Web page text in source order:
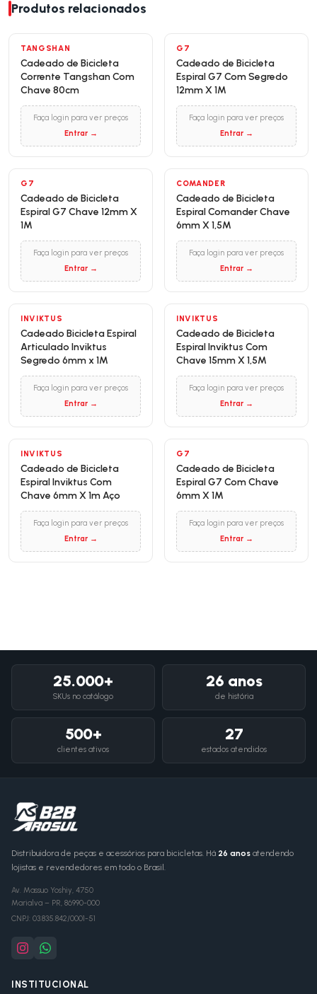
Produtos relacionados
TANGSHAN
Cadeado de Bicicleta
Corrente Tangshan Com
Chave 80cm
Faça login para ver preços
Entrar →
G7
Cadeado de Bicicleta
Espiral G7 Com Segredo
12mm X 1M
Faça login para ver preços
Entrar →
G7
Cadeado de Bicicleta
Espiral G7 Chave 12mm X
1M
Faça login para ver preços
Entrar →
COMANDER
Cadeado de Bicicleta
Espiral Comander Chave
6mm X 1,5M
Faça login para ver preços
Entrar →
INVIKTUS
Cadeado Bicicleta Espiral
Articulado Inviktus
Segredo 6mm x 1M
Faça login para ver preços
Entrar →
INVIKTUS
Cadeado de Bicicleta
Espiral Inviktus Com
Chave 15mm X 1,5M
Faça login para ver preços
Entrar →
INVIKTUS
Cadeado de Bicicleta
Espiral Inviktus Com
Chave 6mm X 1m Aço
Faça login para ver preços
Entrar →
G7
Cadeado de Bicicleta
Espiral G7 Com Chave
6mm X 1M
Faça login para ver preços
Entrar →
25.000+
SKUs no catálogo
26 anos
de história
500+
clientes ativos
27
estados atendidos
Distribuidora de peças e acessórios para bicicletas. Há 26 anos atendendo
lojistas e revendedores em todo o Brasil.
Av. Massuo Yoshiy, 4750
Marialva – PR, 86990-000
CNPJ: 03.835.842/0001-51
INSTITUCIONAL